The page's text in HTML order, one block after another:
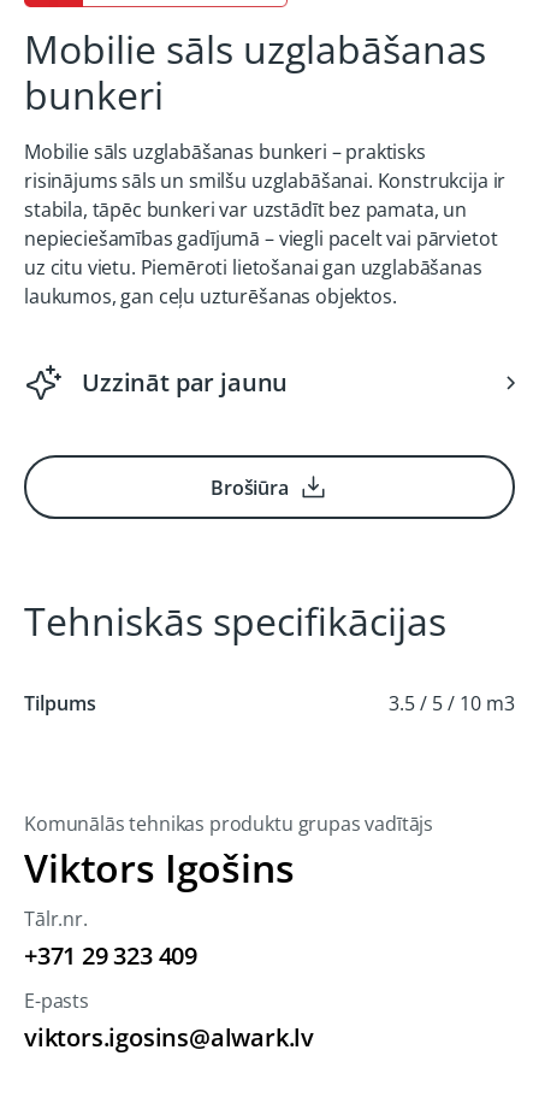
Mobilie sāls uzglabāšanas
bunkeri
Mobilie sāls uzglabāšanas bunkeri – praktisks
risinājums sāls un smilšu uzglabāšanai. Konstrukcija ir
stabila, tāpēc bunkeri var uzstādīt bez pamata, un
nepieciešamības gadījumā – viegli pacelt vai pārvietot
uz citu vietu. Piemēroti lietošanai gan uzglabāšanas
laukumos, gan ceļu uzturēšanas objektos.
Uzzināt par jaunu
Brošiūra
Tehniskās specifikācijas
Tilpums 3.5 / 5 / 10 m3
Komunālās tehnikas produktu grupas vadītājs
Viktors Igošins
Tālr.nr.
+371 29 323 409
E-pasts
viktors.igosins@alwark.lv